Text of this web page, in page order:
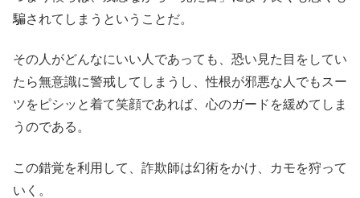
騙されてしまうということだ。
その人がどんなにいい人であっても、恐い見た目をしてい
たら無意識に警戒してしまうし、性根が邪悪な人でもスー
ツをピシッと着て笑顔であれば、心のガードを緩めてしま
うのである。
この錯覚を利用して、詐欺師は幻術をかけ、カモを狩って
いく。